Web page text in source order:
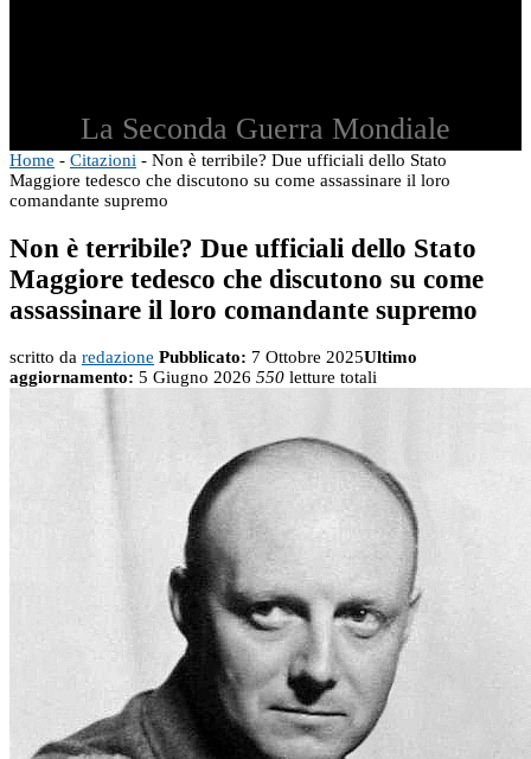
La Seconda Guerra Mondiale
Home - Citazioni - Non è terribile? Due ufficiali dello Stato
Maggiore tedesco che discutono su come assassinare il loro
comandante supremo
Non è terribile? Due ufficiali dello Stato
Maggiore tedesco che discutono su come
assassinare il loro comandante supremo
scritto da redazione Pubblicato: 7 Ottobre 2025Ultimo
aggiornamento: 5 Giugno 2026 550 letture totali